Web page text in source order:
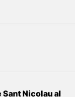
Sant Nicolau al